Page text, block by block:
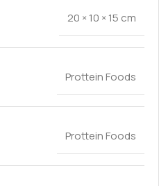
20 × 10 × 15 cm
Prottein Foods
Prottein Foods